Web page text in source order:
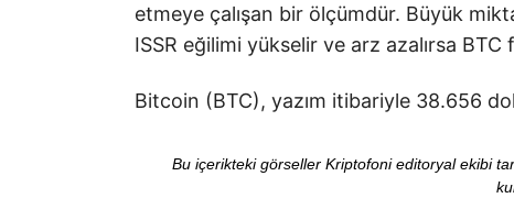
etmeye çalışan bir ölçümdür. Büyük
ISSR eğilimi yükselir ve arz azalırsa BTC
Bitcoin (BTC), yazım itibariyle 38.656
Bu içerikteki görseller Kriptofoni editoryal ekibi